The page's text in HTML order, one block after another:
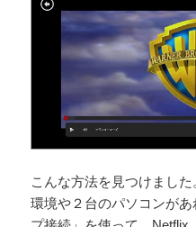
こんな方法を見つけまし
環境や２台のパソコンが